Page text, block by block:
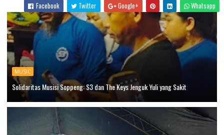
Facebook
Twitter Google+ Whatsapp
MUSIC
Solidaritas Musisi Soppeng: S3 dan The Keys Jenguk Yuli yang Sakit